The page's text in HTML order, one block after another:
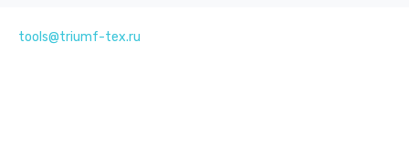
tools@triumf-tex.ru